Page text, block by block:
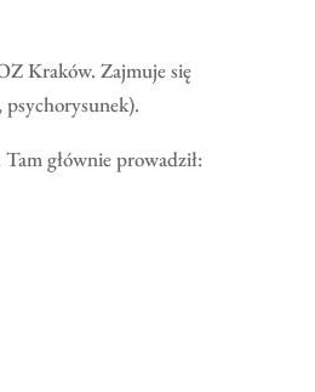
Kraków. Zajmuje się
głównie prowadził: